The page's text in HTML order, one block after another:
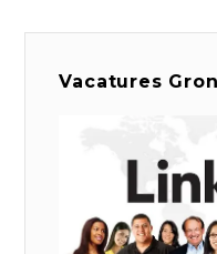
Vacatures